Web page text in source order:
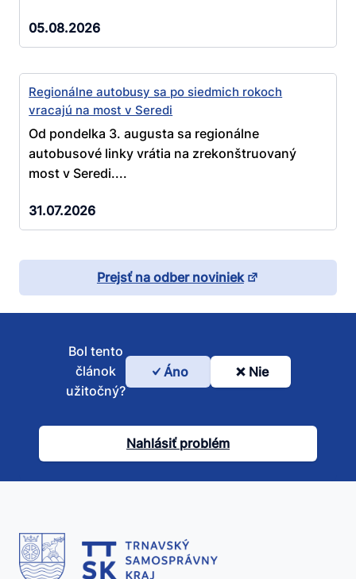
05.08.2026
Regionálne autobusy sa po siedmich rokoch
vracajú na most v Seredi
Od pondelka 3. augusta sa regionálne
autobusové linky vrátia na zrekonštruovaný
most v Seredi....
31.07.2026
Prejsť na odber noviniek
Bol
článok
užitočný?
Bol tento
článok
užitočný?
Áno Nie
Nahlásiť problém